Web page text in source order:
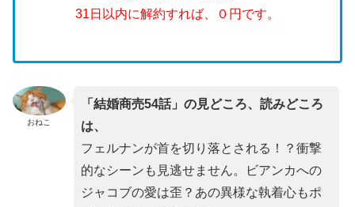
31日以内に解約すれば、０円です。
おねこ
「結婚商売54話」の見どころ、読みどころ
は、
フェルナンが首を切り落とされる！？衝撃
的なシーンも見逃せません。ビアンカへの
ジャコブの愛は歪？あの異様な執着心もポ